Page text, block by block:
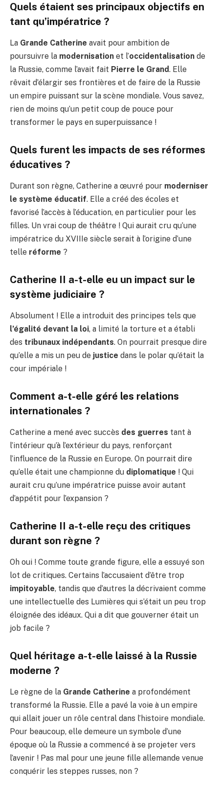
Quels étaient ses principaux objectifs en
tant qu’impératrice ?
La Grande Catherine avait pour ambition de
poursuivre la modernisation et l’occidentalisation de
la Russie, comme l’avait fait Pierre le Grand. Elle
rêvait d’élargir ses frontières et de faire de la Russie
un empire puissant sur la scène mondiale. Vous savez,
rien de moins qu’un petit coup de pouce pour
transformer le pays en superpuissance !
Quels furent les impacts de ses réformes
éducatives ?
Durant son règne, Catherine a œuvré pour moderniser
le système éducatif. Elle a créé des écoles et
favorisé l’accès à l’éducation, en particulier pour les
filles. Un vrai coup de théâtre ! Qui aurait cru qu’une
impératrice du XVIIIe siècle serait à l’origine d’une
telle réforme ?
Catherine II a-t-elle eu un impact sur le
système judiciaire ?
Absolument ! Elle a introduit des principes tels que
l’égalité devant la loi, a limité la torture et a établi
des tribunaux indépendants. On pourrait presque dire
qu’elle a mis un peu de justice dans le polar qu’était la
cour impériale !
Comment a-t-elle géré les relations
internationales ?
Catherine a mené avec succès des guerres tant à
l’intérieur qu’à l’extérieur du pays, renforçant
l’influence de la Russie en Europe. On pourrait dire
qu’elle était une championne du diplomatique ! Qui
aurait cru qu’une impératrice puisse avoir autant
d’appétit pour l’expansion ?
Catherine II a-t-elle reçu des critiques
durant son règne ?
Oh oui ! Comme toute grande figure, elle a essuyé son
lot de critiques. Certains l’accusaient d’être trop
impitoyable, tandis que d’autres la décrivaient comme
une intellectuelle des Lumières qui s’était un peu trop
éloignée des idéaux. Qui a dit que gouverner était un
job facile ?
Quel héritage a-t-elle laissé à la Russie
moderne ?
Le règne de la Grande Catherine a profondément
transformé la Russie. Elle a pavé la voie à un empire
qui allait jouer un rôle central dans l’histoire mondiale.
Pour beaucoup, elle demeure un symbole d’une
époque où la Russie a commencé à se projeter vers
l’avenir ! Pas mal pour une jeune fille allemande venue
conquérir les steppes russes, non ?